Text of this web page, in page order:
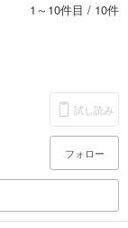
1～10件目 / 10件
試し読み
フォロー